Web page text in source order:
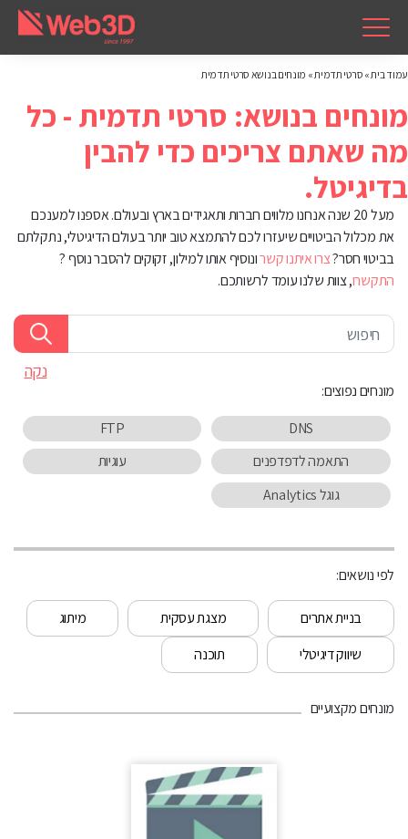
עמוד בית» סרטי תדמית» מונחים בנושא סרטי תדמית
סרטי תדמית
מעל 20 שנה אנחנו מלווים חברות ותאגידים בארץ ובעולם. אספנו למענכם
את מכלול הביטויים שיעזרו לכם להתמצא טוב יותר בעולם הדיגיטלי, נתקלתם
בביטוי חסר?צרו איתנו קשרונוסיף אותו למילון, זקוקים להסבר נוסף ?
התקשרו, צוות שלנו עומד לרשותכם.
נקה
מונחים נפוצים:
DNS
FTP
התאמה לדפדפנים
עוגיות
גוגל Analytics
לפי נושאים:
בניית אתרים מצגת עסקית
מיתוג
שיווק דיגיטלי
תוכנה
מונחים מקצועיים